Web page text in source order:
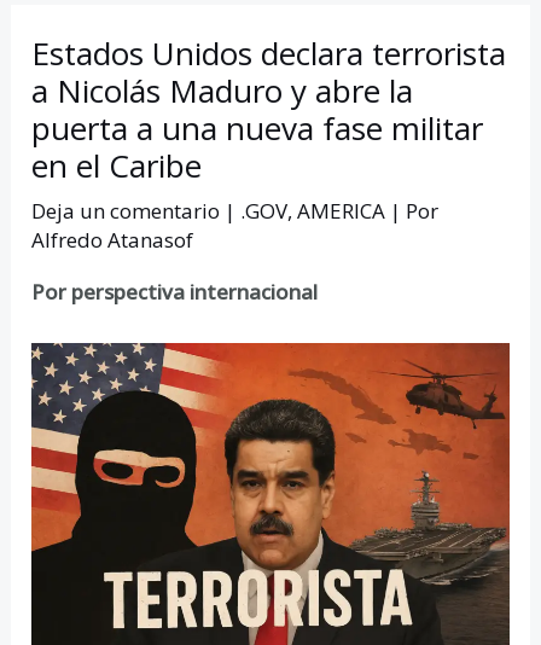
Estados Unidos declara terrorista
a Nicolás Maduro y abre la
puerta a una nueva fase militar
en el Caribe
Deja un comentario | .GOV,AMERICA | Por
Alfredo Atanasof
Por perspectiva internacional